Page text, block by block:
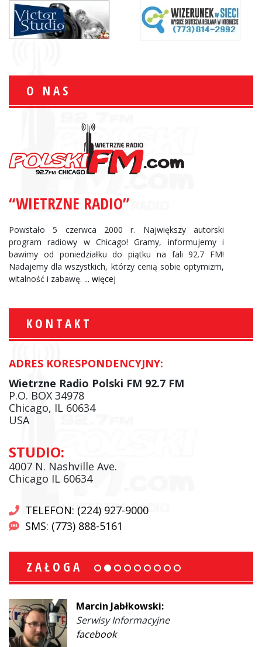
O NAS
“WIETRZNE RADIO”
Powstało 5 czerwca 2000 r. Największy autorski
program radiowy w Chicago! Gramy, informujemy i
bawimy od poniedziałku do piątku na fali 92.7 FM!
Nadajemy dla wszystkich, którzy cenią sobie optymizm,
witalność i zabawę. ... więcej
KONTAKT
ADRES KORESPONDENCYJNY:
Wietrzne Radio Polski FM 92.7 FM
P.O. BOX 34978
Chicago, IL 60634
USA
STUDIO:
4007 N. Nashville Ave.
Chicago IL 60634
TELEFON: (224) 927-9000
SMS: (773) 888-5161
ZAŁOGA
Marcin Jabłkowski:
Serwisy Informacyjne
facebook